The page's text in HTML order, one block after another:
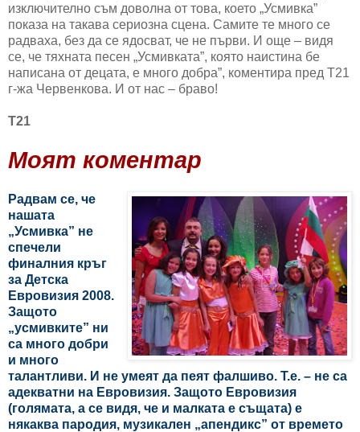
изключително съм доволна от това, което „Усмивка”
показа на такава сериозна сцена. Самите те много се
радваха, без да се ядосват, че не първи. И още – видя
се, че тяхната песен „Усмивката”, която наистина бе
написана от децата, е много добра”, коментира пред Т21
г-жа Червенкова. И от нас – браво!
Т21
Моят коментар
Радвам се, че
нашата
„Усмивка” не
спечели
финалния кръг
за Детска
Евровизия 2008.
Защото
„усмивките” ни
са много добри
и много
талантливи. И не умеят да пеят фалшиво. Т.е. – не са
адекватни на Евровизия. Защото Евровизия
(голямата, а се видя, че и малката е същата) е
някаква пародия, музикален „апендикс” от времето